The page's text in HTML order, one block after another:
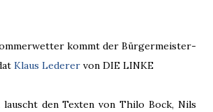
kommt der Bürgermeister-
Klaus Lederer von DIE LINKE
lauscht den Texten von Thilo Bock, Nils